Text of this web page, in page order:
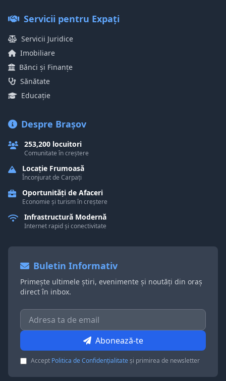
Servicii pentru Expați
Servicii Juridice
Imobiliare
Bănci și Finanțe
Sănătate
Educație
Despre Brașov
253,200 locuitori
Comunitate în creștere
Locație Frumoasă
Înconjurat de Carpați
Oportunități de Afaceri
Economie și turism în creștere
Infrastructură Modernă
Internet rapid și conectivitate
Buletin Informativ
Primește ultimele știri, evenimente și noutăți din oraș
direct în inbox.
Abonează-te
Accept Politica de Confidențialitateși primirea de newsletter